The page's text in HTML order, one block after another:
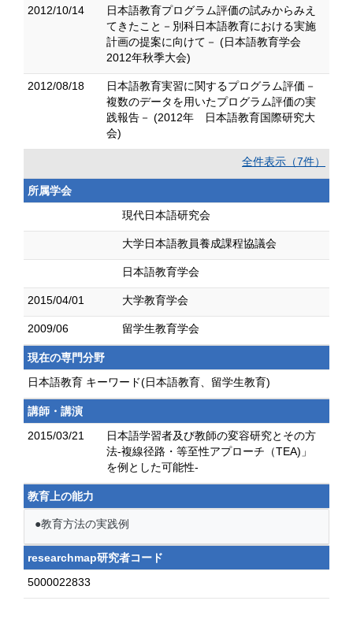
2012/10/14
日本語教育プログラム評価の試みからみえ
てきたこと－別科日本語教育における実施
計画の提案に向けて－ (日本語教育学会
2012年秋季大会)
2012/08/18
日本語教育実習に関するプログラム評価－
複数のデータを用いたプログラム評価の実
践報告－ (2012年 日本語教育国際研究大
会)
全件表示（7件）
所属学会
現代日本語研究会
大学日本語教員養成課程協議会
日本語教育学会
2015/04/01 大学教育学会
2009/06 留学生教育学会
現在の専門分野
日本語教育 キーワード(日本語教育、留学生教育)
講師・講演
2015/03/21
日本語学習者及び教師の変容研究とその方
法-複線径路・等至性アプローチ（TEA)」
を例とした可能性-
教育上の能力
●教育方法の実践例
researchmap研究者コード
5000022833